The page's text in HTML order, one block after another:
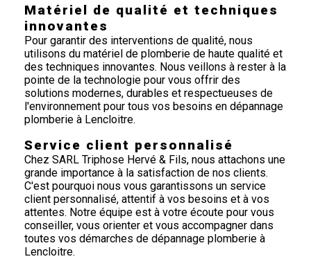
Matériel de qualité et techniques
innovantes
Pour garantir des interventions de qualité, nous
utilisons du matériel de plomberie de haute qualité et
des techniques innovantes. Nous veillons à rester à la
pointe de la technologie pour vous offrir des
solutions modernes, durables et respectueuses de
l'environnement pour tous vos besoins en dépannage
plomberie à Lencloitre.
Service client personnalisé
Chez SARL Triphose Hervé & Fils, nous attachons une
grande importance à la satisfaction de nos clients.
C'est pourquoi nous vous garantissons un service
client personnalisé, attentif à vos besoins et à vos
attentes. Notre équipe est à votre écoute pour vous
conseiller, vous orienter et vous accompagner dans
toutes vos démarches de dépannage plomberie à
Lencloitre.